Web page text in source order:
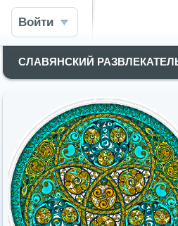
Войти
СЛАВЯНСКИЙ